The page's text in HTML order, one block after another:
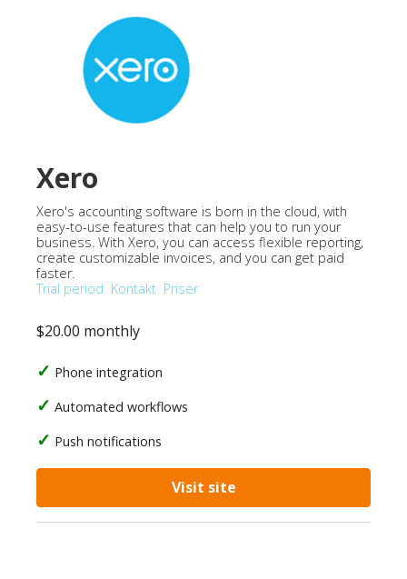
Xero
Xero's accounting software is born in the cloud, with
easy-to-use features that can help you to run your
business. With Xero, you can access flexible reporting,
create customizable invoices, and you can get paid
faster.
Trial period Kontakt Priser
$20.00 monthly
Phone integration
Automated workflows
Push notifications
Visit site